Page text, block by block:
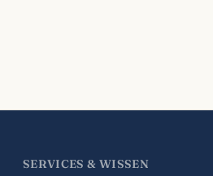
SERVICES & WISSEN